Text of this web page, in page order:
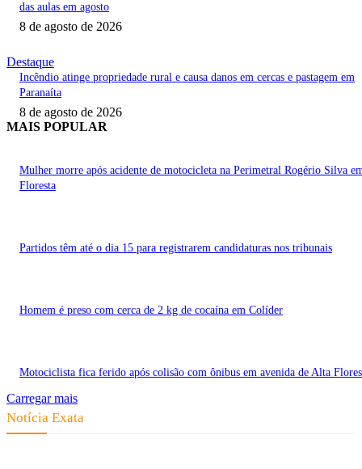
das aulas em agosto
8 de agosto de 2026
Destaque
Incêndio atinge propriedade rural e causa danos em cercas e pastagem em
Paranaíta
8 de agosto de 2026
MAIS POPULAR
Mulher morre após acidente de motocicleta na Perimetral Rogério Silva
Floresta
Partidos têm até o dia 15 para registrarem candidaturas nos tribunais
Homem é preso com cerca de 2 kg de cocaína em Colíder
Motociclista fica ferido após colisão com ônibus em avenida de Alta
Carregar mais
Notícia Exata